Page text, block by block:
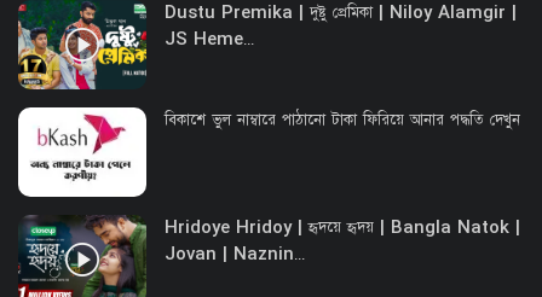
Dustu Premika | দুষ্টু প্রেমিকা | Niloy Alamgir |
JS Heme...
বিকাশে ভুল নাম্বারে পাঠানো টাকা ফিরিয়ে আনার পদ্ধতি দেখুন
Hridoye Hridoy | হৃদয়ে হৃদয় | Bangla Natok |
Jovan | Naznin...